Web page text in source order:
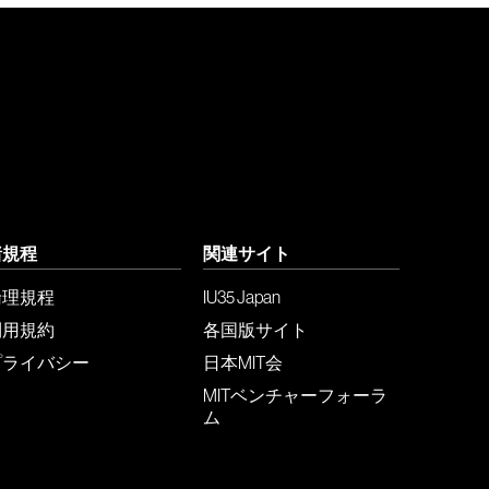
程
規程
規約
イバシー
関連サイト
IU35 Japan
各国版サイト
日本MIT会
MITベンチャーフォーラ
ム